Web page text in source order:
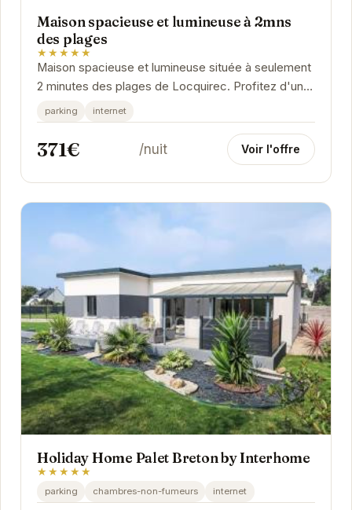
Maison spacieuse et lumineuse à 2mns
des plages
★★★★★
Maison spacieuse et lumineuse située à seulement
2 minutes des plages de Locquirec. Profitez d'un
séjour relaxant dans un cadre idéal pour des...
parking internet
371€ /nuit Voir l'offre
Holiday Home Palet Breton by Interhome
★★★★★
parking chambres-non-fumeurs internet